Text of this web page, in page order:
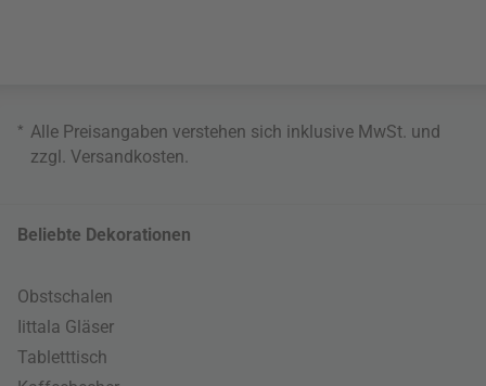
* Alle Preisangaben verstehen sich inklusive MwSt. und
zzgl. Versandkosten.
Beliebte Dekorationen
Obstschalen
Iittala Gläser
Tabletttisch